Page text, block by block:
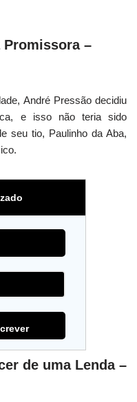
–
André Pressão decidiu
e isso não teria sido
seu tio, Paulinho da Aba,
de uma Lenda –